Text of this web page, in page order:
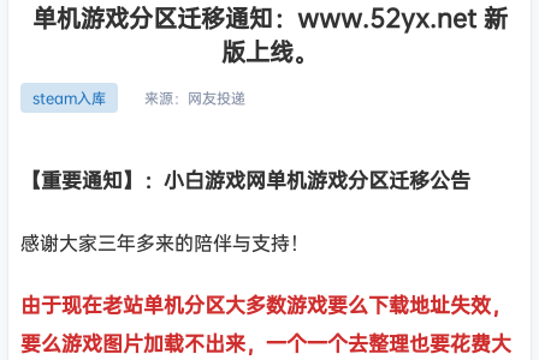
单机游戏分区迁移通知：www.52yx.net 新
版上线。
steam入库 来源： 网友投递
【重要通知】：小白游戏网单机游戏分区迁移公告
感谢大家三年多来的陪伴与支持！
由于现在老站单机分区大多数游戏要么下载地址失效，
要么游戏图片加载不出来，一个一个去整理也要花费大